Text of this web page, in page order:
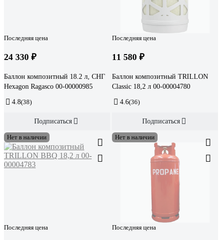
Последняя цена
24 330 ₽
Баллон композитный 18.2 л, СНГ
Hexagon Ragasco 00-00000985
4.8(38)
Подписаться
Последняя цена
11 580 ₽
Баллон композитный TRILLON
Classic 18,2 л 00-00004780
4.6(36)
Подписаться
Нет в наличии
Последняя цена
Нет в наличии
Последняя цена